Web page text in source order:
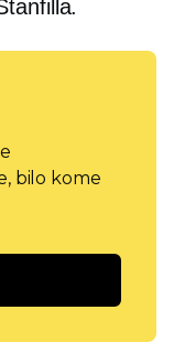
bilo kome